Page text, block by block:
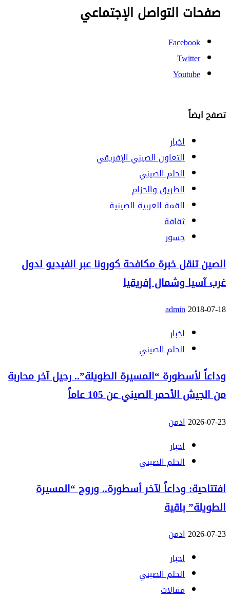
صفحات التواصل الإجتماعي
Facebook
Twitter
Youtube
تصفح ايضاً
اخبار
التعاون الصيني الإفريقي
الحلم الصيني
الطريق والحزام
القمة العربية الصينية
ثقافة
جسور
الصين تنقل خبرة مكافحة كورونا عبر الفيديو لدول
غرب آسيا وشمال إفريقيا
2018-07-18
admin
اخبار
الحلم الصيني
وداعاً لأسطورة “المسيرة الطويلة”.. رحيل آخر محاربة
من الجيش الأحمر الصيني عن 105 عاماً
2026-07-23ادمن
اخبار
الحلم الصيني
افتتاحية: وداعاً لآخر أسطورة.. وروح “المسيرة
الطويلة” باقية
2026-07-23ادمن
اخبار
الحلم الصيني
مقالات